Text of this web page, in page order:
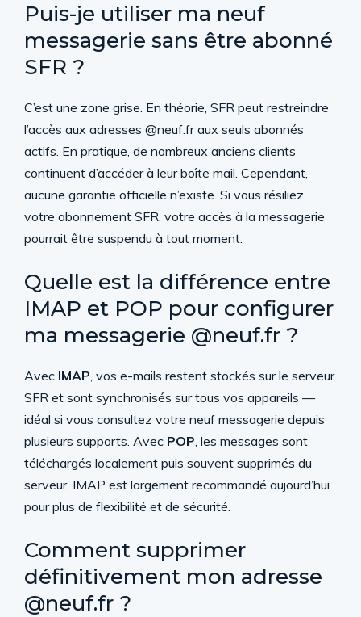
Puis-je utiliser ma neuf
messagerie sans être abonné
SFR ?
C’est une zone grise. En théorie, SFR peut restreindre
l’accès aux adresses @neuf.fr aux seuls abonnés
actifs. En pratique, de nombreux anciens clients
continuent d’accéder à leur boîte mail. Cependant,
aucune garantie officielle n’existe. Si vous résiliez
votre abonnement SFR, votre accès à la messagerie
pourrait être suspendu à tout moment.
Quelle est la différence entre
IMAP et POP pour configurer
ma messagerie @neuf.fr ?
Avec IMAP, vos e-mails restent stockés sur le serveur
SFR et sont synchronisés sur tous vos appareils —
idéal si vous consultez votre neuf messagerie depuis
plusieurs supports. Avec POP, les messages sont
téléchargés localement puis souvent supprimés du
serveur. IMAP est largement recommandé aujourd’hui
pour plus de flexibilité et de sécurité.
Comment supprimer
définitivement mon adresse
@neuf.fr ?